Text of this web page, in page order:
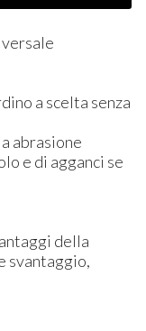
a scelta senza
abrasione
e di agganci se
della
svantaggio,